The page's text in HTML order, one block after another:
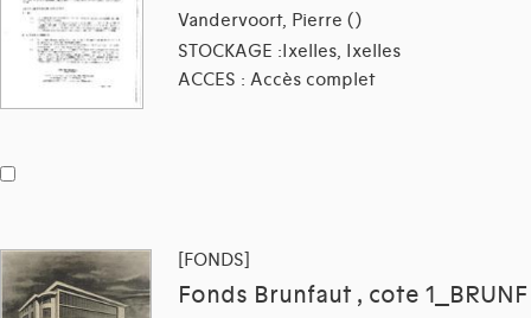
Vandervoort, Pierre ()
STOCKAGE :Ixelles, Ixelles
ACCES : Accès complet
[FONDS]
Fonds Brunfaut , cote 1_BRUNF